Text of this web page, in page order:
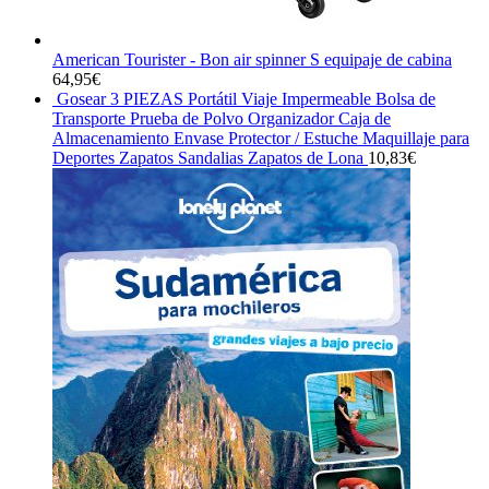
American Tourister - Bon air spinner S equipaje de cabina
64,95€
Gosear 3 PIEZAS Portátil Viaje Impermeable Bolsa de
Transporte Prueba de Polvo Organizador Caja de
Almacenamiento Envase Protector / Estuche Maquillaje para
Deportes Zapatos Sandalias Zapatos de Lona 10,83€